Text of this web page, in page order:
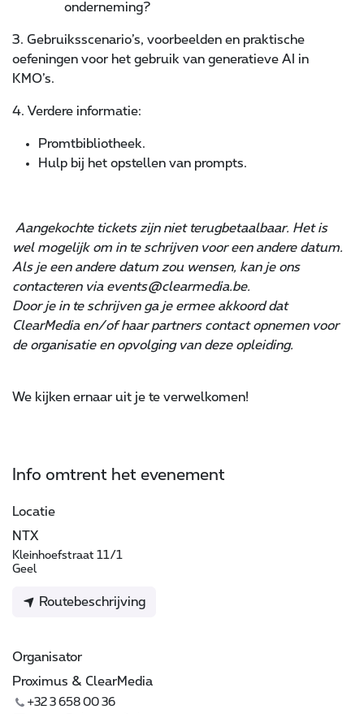
onderneming?
3. Gebruiksscenario’s, voorbeelden en praktische
oefeningen voor het gebruik van generatieve AI in
KMO’s.
4. Verdere informatie:
Promtbibliotheek.
Hulp bij het opstellen van prompts.
Aangekochte tickets zijn niet terugbetaalbaar. Het is
wel mogelijk om in te schrijven voor een andere datum.
Als je een andere datum zou wensen, kan je ons
contacteren via events@clearmedia.be.
Door je in te schrijven ga je ermee akkoord dat
ClearMedia en/of haar partners contact opnemen voor
de organisatie en opvolging van deze opleiding.
We kijken ernaar uit je te verwelkomen!
Info omtrent het evenement
Locatie
NTX
Kleinhoefstraat 11/1
Geel
Routebeschrijving
Organisator
Proximus & ClearMedia
+32 3 658 00 36